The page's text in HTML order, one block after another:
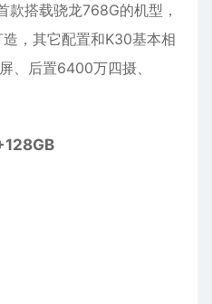
搭载骁龙768G的机型，
，其它配置和K30基本相
、后置6400万四摄、